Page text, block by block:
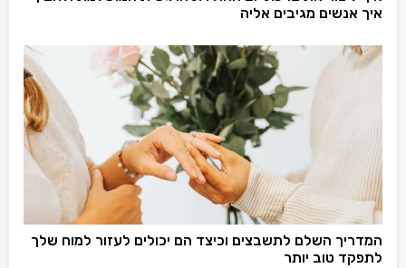
איך אנשים מגיבים אליה
המדריך השלם לתשבצים וכיצד הם יכולים לעזור למוח שלך
לתפקד טוב יותר